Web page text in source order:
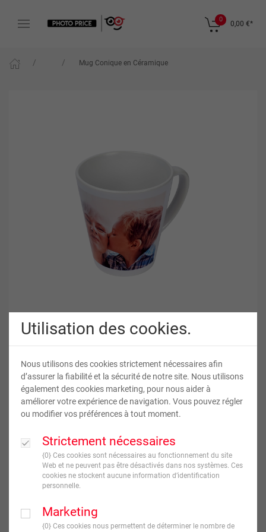
Utilisation des cookies.
Nous utilisons des cookies strictement nécessaires afin
d’assurer la fiabilité et la sécurité de notre site. Nous utilisons
également des cookies marketing, pour nous aider à
améliorer votre expérience de navigation. Vous pouvez régler
ou modifier vos préférences à tout moment.
Strictement nécessaires
{0} Ces cookies sont nécessaires au fonctionnement du site
Web et ne peuvent pas être désactivés dans nos systèmes. Ces
cookies ne stockent aucune information d’identification
personnelle.
Marketing
{0} Ces cookies nous permettent de déterminer le nombre de
0
0,00 €*
Mug Conique en Céramique
Mug Conique en Céramique
14,95€
JE CRÉE !
Livraison en7jour(s) ouvré(s)